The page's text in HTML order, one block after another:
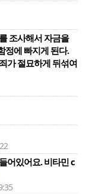
조사해서 자금을
정에 빠지게 된다.
가 절묘하게 뒤섞여
어있어요. 비타민 c